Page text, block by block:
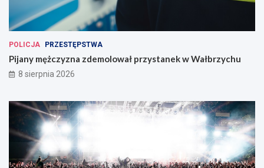
POLICJA PRZESTĘPSTWA
Pijany mężczyzna zdemolował przystanek w Wałbrzychu
8 sierpnia 2026